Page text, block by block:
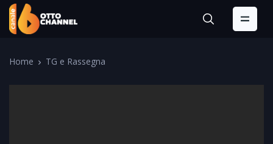
Home TG e Rassegna